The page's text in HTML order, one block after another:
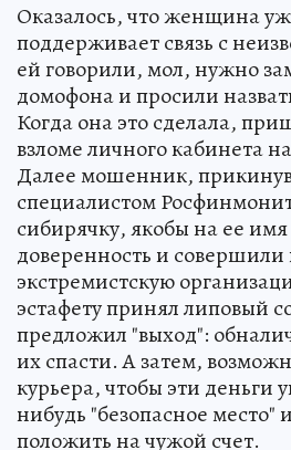
Оказалось, что женщина
поддерживает связь с
ей говорили, мол, нужно
домофона и просили
Когда она это сделала,
взломе личного кабинета
Далее мошенник,
специалистом
сибирячку, якобы на ее
доверенность и совершили
экстремистскую
эстафету принял липовый
предложил "выход":
их спасти. А затем,
курьера, чтобы эти деньги
нибудь "безопасное место"
положить на чужой счет.